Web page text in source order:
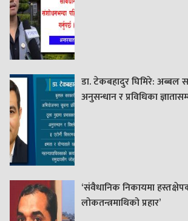
डा. टेकबहादुर घिमिरे: अब्बल
अनुसन्धान र प्रविधिका
‘संवैधानिक निकायमा
लोकतन्त्रमाथिको प्रहार’